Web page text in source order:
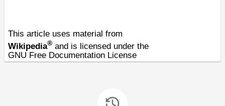
This article uses material from
Wikipedia® and is licensed under the
GNU Free Documentation License